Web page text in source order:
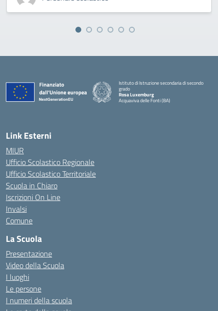
Istituto di Istruzione secondaria di secondo
grado
Rosa Luxemburg
Acquaviva delle Fonti (BA)
Link Esterni
MIUR
Ufficio Scolastico Regionale
Ufficio Scolastico Territoriale
Scuola in Chiaro
Iscrizioni On Line
Invalsi
Comune
La Scuola
Presentazione
Video della Scuola
I luoghi
Le persone
I numeri della scuola